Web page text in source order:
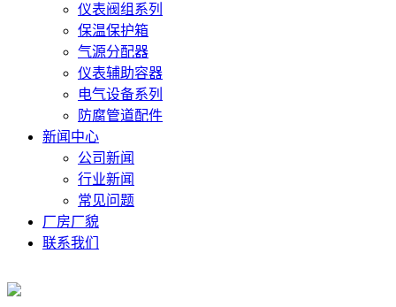
仪表阀组系列
保温保护箱
气源分配器
仪表辅助容器
电气设备系列
防腐管道配件
新闻中心
公司新闻
行业新闻
常见问题
厂房厂貌
联系我们